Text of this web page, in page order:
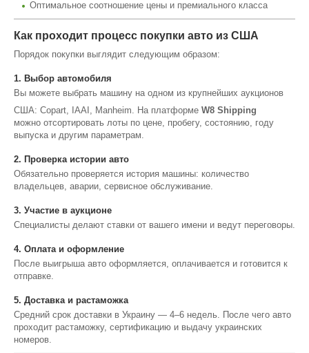
Оптимальное соотношение цены и премиального класса
Как проходит процесс покупки авто из США
Порядок покупки выглядит следующим образом:
1. Выбор автомобиля
Вы можете выбрать машину на одном из крупнейших аукционов
США: Copart, IAAI, Manheim. На платформе W8 Shipping
можно отсортировать лоты по цене, пробегу, состоянию, году
выпуска и другим параметрам.
2. Проверка истории авто
Обязательно проверяется история машины: количество
владельцев, аварии, сервисное обслуживание.
3. Участие в аукционе
Специалисты делают ставки от вашего имени и ведут переговоры.
4. Оплата и оформление
После выигрыша авто оформляется, оплачивается и готовится к
отправке.
5. Доставка и растаможка
Средний срок доставки в Украину — 4–6 недель. После чего авто
проходит растаможку, сертификацию и выдачу украинских
номеров.